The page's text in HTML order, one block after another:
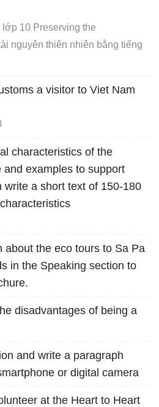
10 Preserving the
nguyên thiên nhiên bằng tiếng
a visitor to Viet Nam
characteristics of the
and examples to support
write a short text of 150-180
about the eco tours to Sa Pa
in the Speaking section to
disadvantages of being a
and write a paragraph
or digital camera
at the Heart to Heart